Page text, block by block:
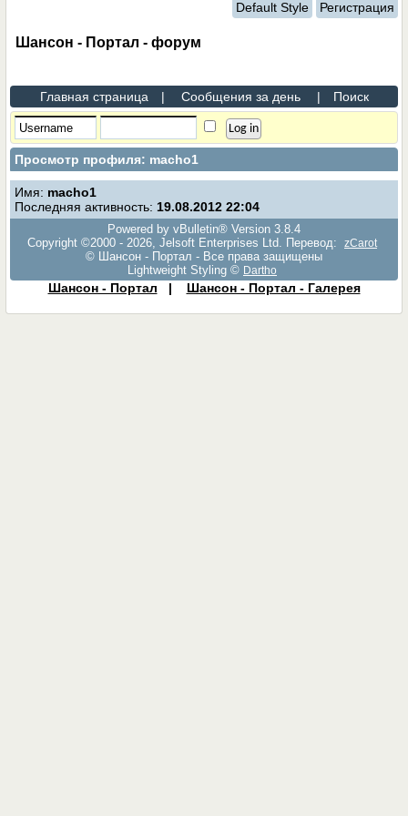
Default Style Регистрация
Шансон - Портал - форум
Главная страница | Сообщения за день | Поиск
Просмотр профиля: macho1
Имя: macho1
Последняя активность: 19.08.201222:04
Powered by vBulletin® Version 3.8.4
Copyright ©2000 - 2026, Jelsoft Enterprises Ltd. Перевод:
zCarot
© Шансон - Портал - Все права защищены
Lightweight Styling © Dartho
Шансон - Портал | Шансон - Портал - Галерея